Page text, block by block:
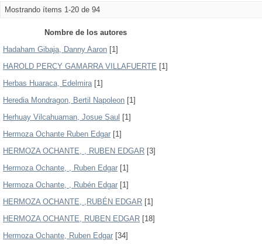
Mostrando ítems 1-20 de 94
Nombre de los autores
Hadaham Gibaja, Danny Aaron [1]
HAROLD PERCY GAMARRA VILLAFUERTE [1]
Herbas Huaraca, Edelmira[1]
Heredia Mondragon, Bertil Napoleon [1]
Herhuay Vilcahuaman, Josue Saul [1]
Hermoza Ochante Ruben Edgar [1]
HERMOZA OCHANTE, , RUBEN EDGAR [3]
Hermoza Ochante, , Ruben Edgar [1]
Hermoza Ochante, , Rubén Edgar [1]
HERMOZA OCHANTE, ,RUBÉN EDGAR [1]
HERMOZA OCHANTE, RUBEN EDGAR [18]
Hermoza Ochante, Ruben Edgar [34]